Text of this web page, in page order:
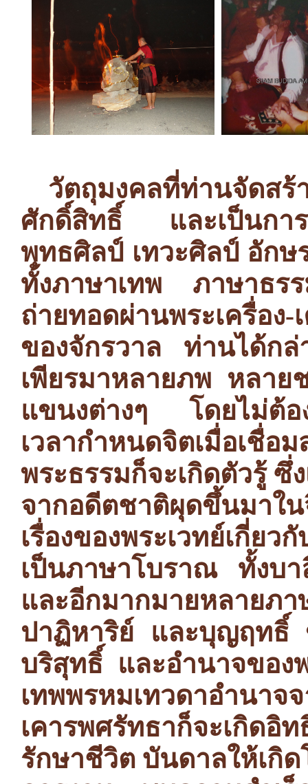
วัตถุมงคลที่ท่านจัดสร้
ศักดิ์สิทธิ์ และเป็นการ
พุทธศิลป์ เทวะศิลป์ อัก
ทั้งภาษาเทพ ภาษาธ
ถ่ายทอดผ่านพระเครื่อง-
ของจักรวาล ท่านได้กล่
เพียรมาหลายภพ หลาย
แขนงต่างๆ โดยไม่ต้อง
เวลากำหนดจิตเมื่อเชื่อ
พระธรรมก็จะเกิดตัวรู้ ซึ่
จากอดีตชาติผุดขึ้นมา
เรื่องของพระเวทย์เกี่ย
เป็นภาษาโบราณ ทั้งบ
และอีกมากมายหลาย
ปาฏิหาริย์ และบุญฤทธิ์
บริสุทธิ์ และอำนาจของ
เทพพรหมเทวดาอำนาจ
เคารพศรัทธาก็จะเกิดอิ
รักษาชีวิต บันดาลให้เกิ